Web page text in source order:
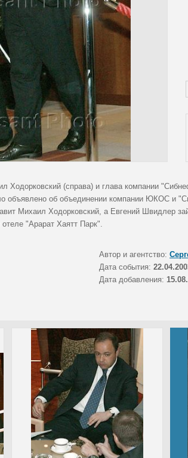
(справа) и глава компании
объявлено об объединении компании ЮКОС и
Михаил Ходорковский, а Евгений Швидлер
"Арарат Хаятт Парк".
Автор и агентство:
Дата события:
Дата добавления: